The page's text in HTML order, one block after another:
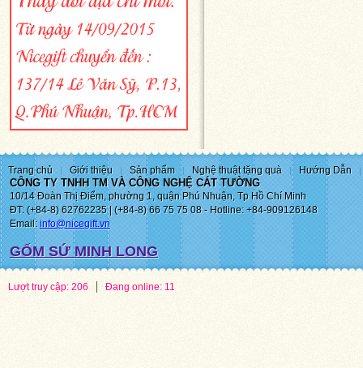
Trang chủ Giới thiệu Sản phẩm Nghệ thuật tặng quà Hướng Dẫn
CÔNG TY TNHH TM VÀ CÔNG NGHỆ CÁT TƯỜNG
10/14 Đoàn Thị Điểm, phường 1, quận Phú Nhuận, Tp Hồ Chí Minh
ĐT: (+84-8) 62762235 | (+84-8) 66 75 75 08 - Hotline: +84-909126148
Email:info@nicegift.vn
GỐM SỨ MINH LONG
Lượt truy cập: 206 Đang online: 11